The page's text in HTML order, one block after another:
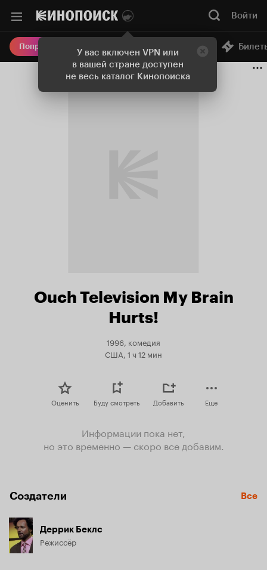
У вас включен VPN или
в вашей стране доступен
не весь каталог Кинопоиска
Войти
Попробовать Плюс Онлайн-кинотеатр
Ouch Television My Brain
Hurts!
1996, комедия
США, 1 ч 12 мин
Оценить Буду смотреть Добавить Еще
Информации пока нет,
но это временно — скоро все добавим.
Создатели Все
Деррик Беклс
Режиссёр